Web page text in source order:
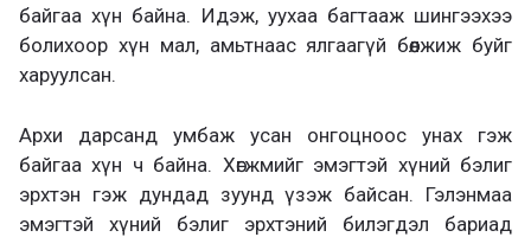
байгаа хүн байна. Идэж, уухаа багтааж шингээхээ
болихоор хүн мал, амьтнаас ялгаагүй бөөлжиж буйг
харуулсан.
Архи дарсанд умбаж усан онгоцноос унах гэж
байгаа хүн ч байна. Хөгжмийг эмэгтэй хүний бэлиг
эрхтэн гэж дундад зуунд үзэж байсан. Гэлэнмаа
эмэгтэй хүний бэлиг эрхтэний билэгдэл бариад